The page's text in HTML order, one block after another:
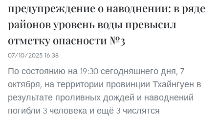
предупреждение о наводнении: в ряде
районов уровень воды превысил
отметку опасности №3
07/10/2025 16:38
По состоянию на 19:30 сегодняшнего дня, 7
октября, на территории провинции Тхайнгуен в
результате проливных дождей и наводнений
погибли 3 человека и ещё 3 числятся